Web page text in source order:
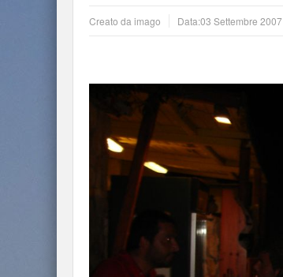
Creato da imago Data:03 Settembre 2007